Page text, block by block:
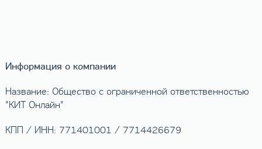
Информация о компании
Название: Общество с ограниченной ответственностью
"КИТ Онлайн"
КПП / ИНН: 771401001 / 7714426679